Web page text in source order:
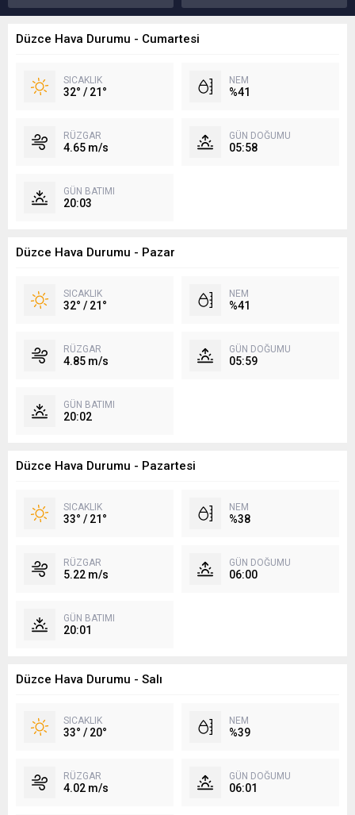
Düzce Hava Durumu - Cumartesi
SICAKLIK
32° / 21°
NEM
%41
RÜZGAR
4.65 m/s
GÜN DOĞUMU
05:58
GÜN BATIMI
20:03
Düzce Hava Durumu - Pazar
SICAKLIK
32° / 21°
NEM
%41
RÜZGAR
4.85 m/s
GÜN DOĞUMU
05:59
GÜN BATIMI
20:02
Düzce Hava Durumu - Pazartesi
SICAKLIK
33° / 21°
NEM
%38
RÜZGAR
5.22 m/s
GÜN DOĞUMU
06:00
GÜN BATIMI
20:01
Düzce Hava Durumu - Salı
SICAKLIK
33° / 20°
NEM
%39
RÜZGAR
4.02 m/s
GÜN DOĞUMU
06:01